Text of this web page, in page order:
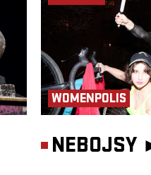
WOMENPOLIS
NEBOJSY